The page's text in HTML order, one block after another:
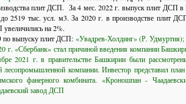
плит ДСП. За 4 мес. 2022 г. выпуск плит
2519 тыс. усл. м3. За 2020 г. в производстве плит
на 2%.
выпуску плит ДСП: «Увадрев-Холдинг» (Р. Удмуртия);
г. «Сбербанк» стал причиной введения компании
2021 г. в правительстве Башкирии были
компании. Инвестор представил
фанерного комбината.«Кроношпан -
завод ДСП